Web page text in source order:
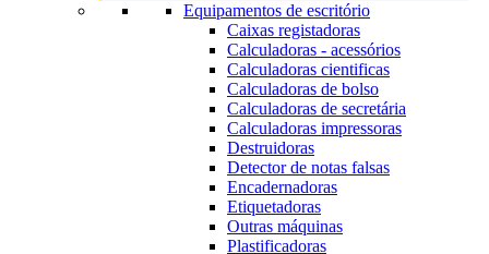
Equipamentos de escritório
Caixas registadoras
Calculadoras - acessórios
Calculadoras cientificas
Calculadoras de bolso
Calculadoras de secretária
Calculadoras impressoras
Destruidoras
Detector de notas falsas
Encadernadoras
Etiquetadoras
Outras máquinas
Plastificadoras